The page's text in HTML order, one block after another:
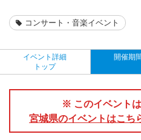
コンサート・音楽イベント
イベント詳細
トップ
開催期
※ このイベントは
宮城県のイベントはこち